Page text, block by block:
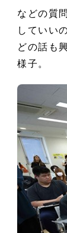
などの質
していい
どの話も
様子。